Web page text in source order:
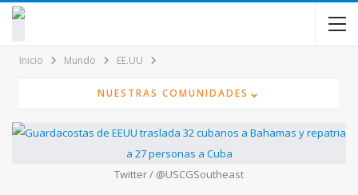
contenido
Inicio Mundo EE.UU
NUESTRAS COMUNIDADES ⌄
Twitter / @USCGSoutheast